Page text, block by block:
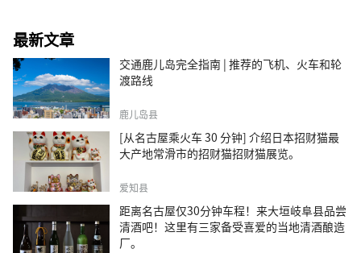
最新文章
交通鹿儿岛完全指南 | 推荐的飞机、火车和轮
渡路线
鹿儿岛县
[从名古屋乘火车 30 分钟] 介绍日本招财猫最
大产地常滑市的招财猫招财猫展览。
爱知县
距离名古屋仅30分钟车程！来大垣岐阜县品尝
清酒吧！这里有三家备受喜爱的当地清酒酿造
厂。